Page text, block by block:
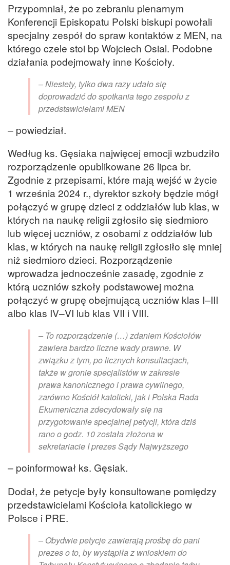
Przypomniał, że po zebraniu plenarnym
Konferencji Episkopatu Polski biskupi powołali
specjalny zespół do spraw kontaktów z MEN, na
którego czele stoi bp Wojciech Osial. Podobne
działania podejmowały inne Kościoły.
– Niestety, tylko dwa razy udało się
doprowadzić do spotkania tego zespołu z
przedstawicielami MEN
– powiedział.
Według ks. Gęsiaka najwięcej emocji wzbudziło
rozporządzenie opublikowane 26 lipca br.
Zgodnie z przepisami, które mają wejść w życie
1 września 2024 r., dyrektor szkoły będzie mógł
połączyć w grupę dzieci z oddziałów lub klas, w
których na naukę religii zgłosiło się siedmioro
lub więcej uczniów, z osobami z oddziałów lub
klas, w których na naukę religii zgłosiło się mniej
niż siedmioro dzieci. Rozporządzenie
wprowadza jednocześnie zasadę, zgodnie z
którą uczniów szkoły podstawowej można
połączyć w grupę obejmującą uczniów klas I–III
albo klas IV–VI lub klas VII i VIII.
– To rozporządzenie (…) zdaniem Kościołów
zawiera bardzo liczne wady prawne. W
związku z tym, po licznych konsultacjach,
także w gronie specjalistów w zakresie
prawa kanonicznego i prawa cywilnego,
zarówno Kościół katolicki, jak i Polska Rada
Ekumeniczna zdecydowały się na
przygotowanie specjalnej petycji, która dziś
rano o godz. 10 została złożona w
sekretariacie I prezes Sądy Najwyższego
– poinformował ks. Gęsiak.
Dodał, że petycje były konsultowane pomiędzy
przedstawicielami Kościoła katolickiego w
Polsce i PRE.
– Obydwie petycje zawierają prośbę do pani
prezes o to, by wystąpiła z wnioskiem do